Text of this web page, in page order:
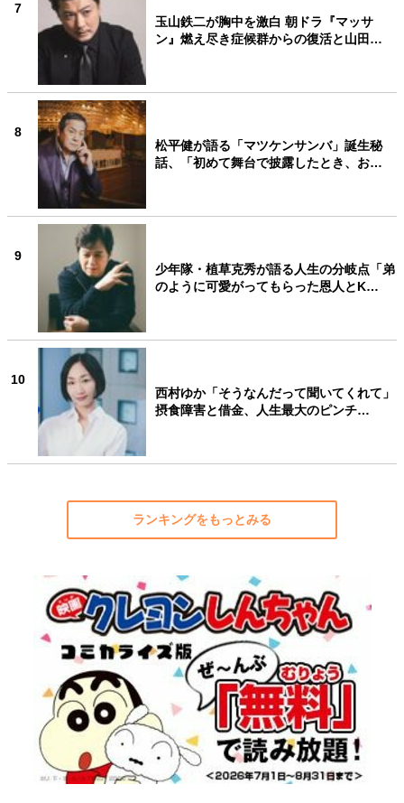
7
玉山鉄二が胸中を激白 朝ドラ『マッサ
ン』燃え尽き症候群からの復活と山田…
8
松平健が語る「マツケンサンバ」誕生秘
話、「初めて舞台で披露したとき、お…
9
少年隊・植草克秀が語る人生の分岐点「弟
のように可愛がってもらった恩人とK…
10
西村ゆか「そうなんだって聞いてくれて」
摂食障害と借金、人生最大のピンチ…
ランキングをもっとみる